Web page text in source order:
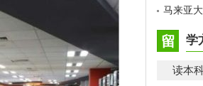
马来亚
留 学
读本